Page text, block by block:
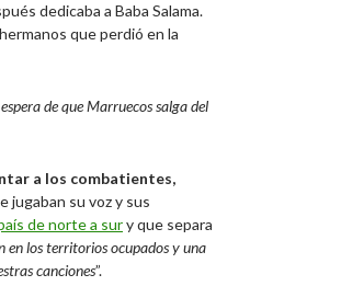
dedicaba a Baba Salama.
que perdió en la
de que Marruecos salga del
a los combatientes,
jugaban su voz y sus
de norte a sury que separa
en los territorios ocupados y una
canciones”.